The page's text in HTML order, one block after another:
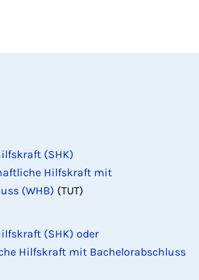
(SHK)
Hilfskraft mit
(WHB) (TUT)
(SHK) oder
Hilfskraft mit Bachelorabschluss